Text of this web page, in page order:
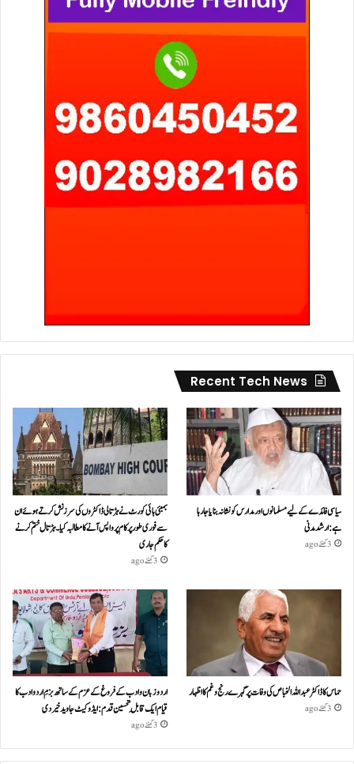
Recent Tech News
سیاسی فائدے کے لیے مسلمانوں اور مدارس کو نشانہ بنایا جا رہا
ہے: ارشد مدنی
3 گھنٹے ago
بمبئی ہائی کورٹ نے ہڑتالی ڈاکٹروں کی سرزنش کرتے ہوئے ان
سے فوری طور پر کام پر واپس آنے کا مطالبہ کیا۔ہڑتال ختم کرنے
کا حکم جاری
3 گھنٹے ago
حماس کا ڈاکٹر عبداللہ الخباص کی وفات پر گہرے رنج وغم کااظہار
3 گھنٹے ago
اردو زبان و ادب کے فروغ کے عزم کے ساتھ بزمِ اردو ادب کا
قیام ایک قابلِ تحسین قدم : ایڈوکیٹ جاوید خیردی
3 گھنٹے ago